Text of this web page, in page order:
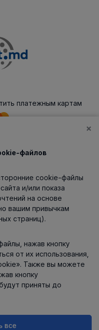
платежным картам
×
файлов
cookie-файлы
и/или показа
на основе
вашим привычкам
страниц).
нажав кнопку
от их использования,
Также вы можете
кнопку
приняты до
все